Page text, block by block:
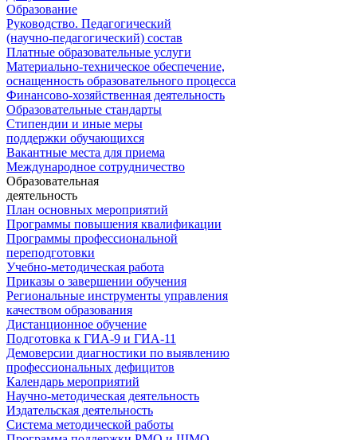
Образование
Руководство. Педагогический
(научно-педагогический) состав
Платные образовательные услуги
Материально-техническое обеспечение,
оснащенность образовательного процесса
Финансово-хозяйственная деятельность
Образовательные стандарты
Стипендии и иные меры
поддержки обучающихся
Вакантные места для приема
Международное сотрудничество
Образовательная
деятельность
План основных мероприятий
Программы повышения квалификации
Программы профессиональной
переподготовки
Учебно-методическая работа
Приказы о завершении обучения
Региональные инструменты управления
качеством образования
Дистанционное обучение
Подготовка к ГИА-9 и ГИА-11
Демоверсии диагностики по выявлению
профессиональных дефицитов
Календарь мероприятий
Научно-методическая деятельность
Издательская деятельность
Система методической работы